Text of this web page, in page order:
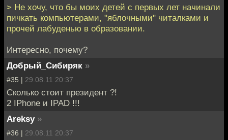
> Не хочу, что бы моих детей с первых лет начинали
пичкать компьютерами, "яблочными" читалками и
прочей лабуденью в образовании.
Интересно, почему?
Добрый_Сибиряк »
#35 | 29.08.11 20:37
Сколько стоит президент ?!
2 IPhone и IPAD !!!
Areksy »
#36 | 29.08.11 20:37